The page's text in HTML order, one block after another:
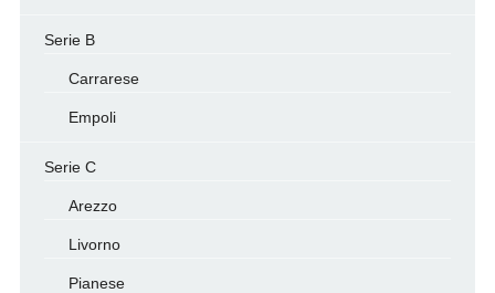
Serie B
Carrarese
Empoli
Serie C
Arezzo
Livorno
Pianese